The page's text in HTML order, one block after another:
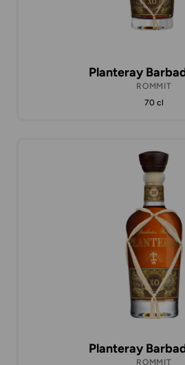
Planteray
ROMMIT
70 cl
Planteray
ROMMIT